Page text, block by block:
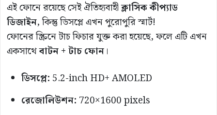
এই ফোনে রয়েছে সেই ঐতিহ্যবাহীক্লাসিক কীপ্যাড
ডিজাইন, কিন্তু ডিসপ্লে এখন পুরোপুরি স্মার্ট!
ফোনের স্ক্রিনে টাচ ফিচার যুক্ত করা হয়েছে, ফলে এটি এখন
একসাথেবাটন + টাচ ফোন।
ডিসপ্লে: 5.2-inch HD+ AMOLED
রেজোলিউশন: 720×1600 pixels